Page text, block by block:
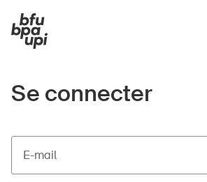
Se connecter
E-mail